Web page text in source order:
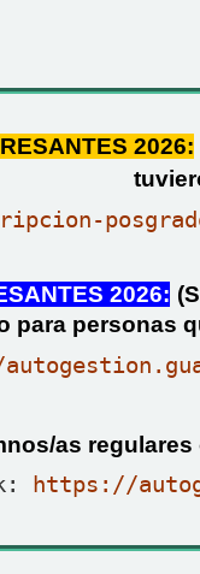
2026:
2026:
para personas
as
https://